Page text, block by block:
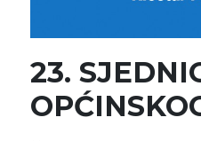
23.